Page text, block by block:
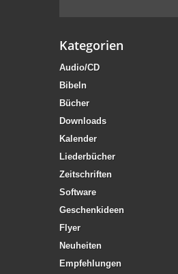
Kategorien
Audio/CD
Bibeln
Bücher
Downloads
Kalender
Liederbücher
Zeitschriften
Software
Geschenkideen
Flyer
Neuheiten
Empfehlungen